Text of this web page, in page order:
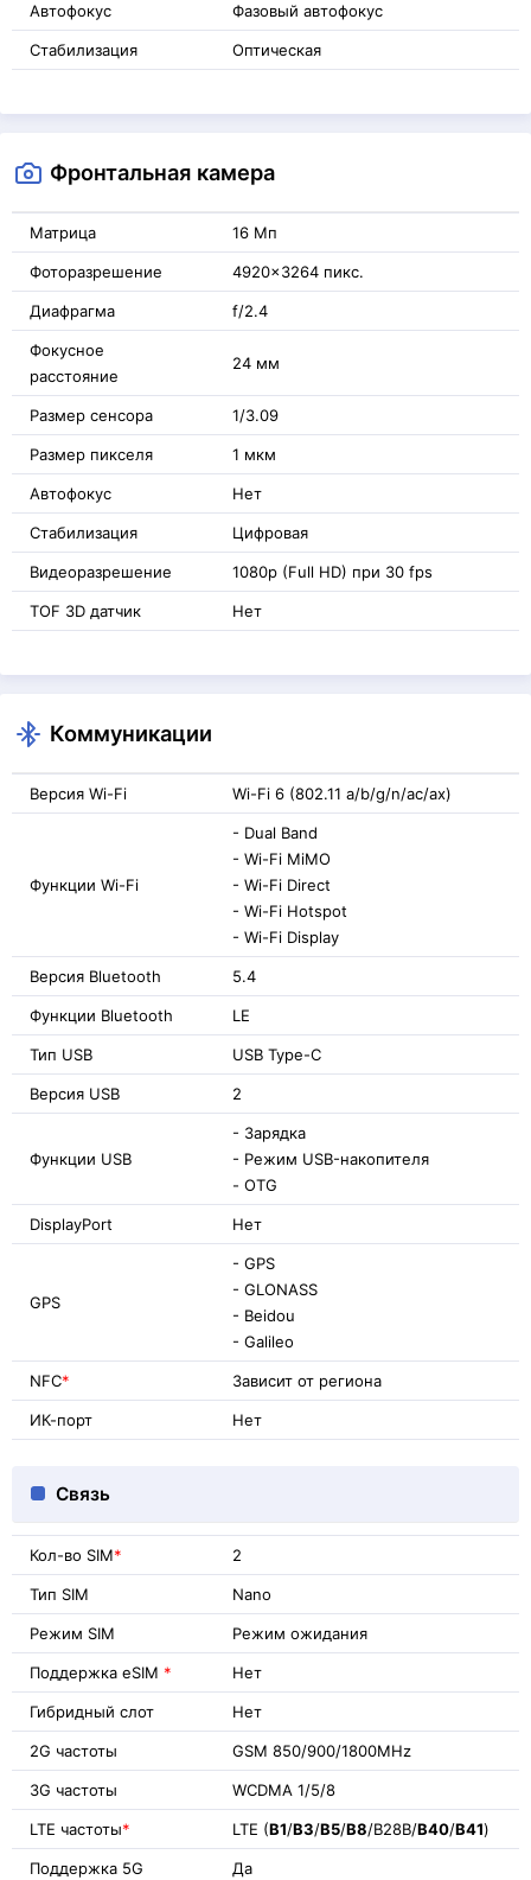
Автофокус Фазовый автофокус
Стабилизация Оптическая
Фронтальная камера
Матрица 16 Мп
Фоторазрешение 4920x3264 пикс.
Диафрагма f/2.4
Фокусное
расстояние
24 мм
Размер сенсора 1/3.09
Размер пикселя 1 мкм
Автофокус Нет
Стабилизация Цифровая
Видеоразрешение 1080p (Full HD) при 30 fps
TOF 3D датчик Нет
Коммуникации
Версия Wi-Fi Wi-Fi 6 (802.11 a/b/g/n/ac/ax)
Функции Wi-Fi
- Dual Band
- Wi-Fi MiMO
- Wi-Fi Direct
- Wi-Fi Hotspot
- Wi-Fi Display
Версия Bluetooth 5.4
Функции Bluetooth LE
Тип USB USB Type-C
Версия USB 2
Функции USB
- Зарядка
- Режим USB-накопителя
- OTG
DisplayPort Нет
GPS
- GPS
- GLONASS
- Beidou
- Galileo
NFC* Зависит от региона
ИК-порт Нет
Связь
Кол-во SIM* 2
Тип SIM Nano
Режим SIM Режим ожидания
Поддержка eSIM * Нет
Гибридный слот Нет
2G частоты GSM 850/900/1800MHz
3G частоты WCDMA 1/5/8
LTE частоты* LTE (B1/B3/B5/B8/B28B/B40/B41)
Поддержка 5G Да